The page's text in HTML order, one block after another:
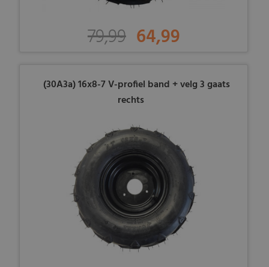
79,99 64,99
(30A3a) 16x8-7 V-profiel band + velg 3 gaats
rechts